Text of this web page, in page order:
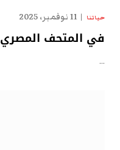
حياتنا 11 نوفمبر، 2025
في المتحف المصري
…